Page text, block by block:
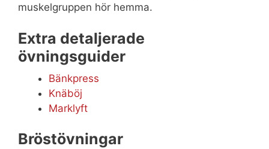
muskelgruppen hör hemma.
Extra detaljerade
övningsguider
Bänkpress
Knäböj
Marklyft
Bröstövningar